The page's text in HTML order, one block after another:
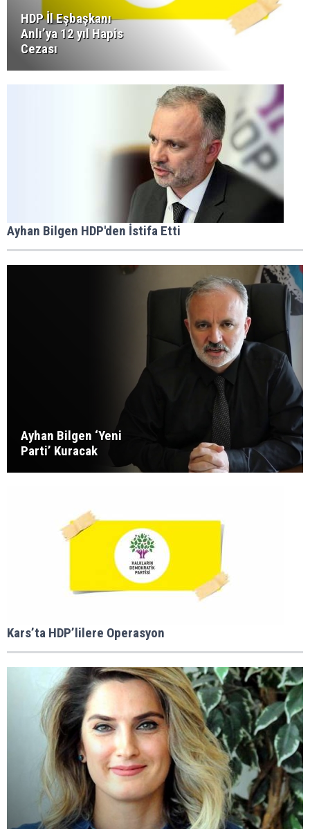
HDP İl Eşbaşkanı
Anlı’ya 12 yıl Hapis
Cezası
Ayhan Bilgen HDP'den İstifa Etti
Ayhan Bilgen ‘Yeni
Parti’ Kuracak
Kars’ta HDP’lilere Operasyon